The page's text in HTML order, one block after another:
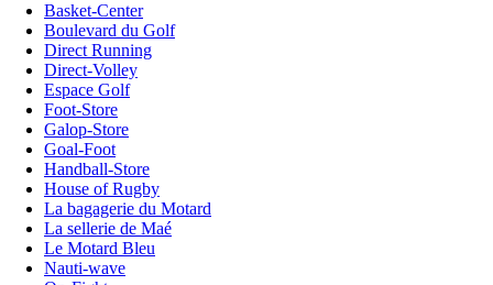
Basket-Center
Boulevard du Golf
Direct Running
Direct-Volley
Espace Golf
Foot-Store
Galop-Store
Goal-Foot
Handball-Store
House of Rugby
La bagagerie du Motard
La sellerie de Maé
Le Motard Bleu
Nauti-wave